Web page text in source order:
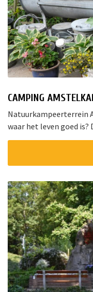
CAMPING
Natuurkampeerterrein
waar het leven goed
Amstelkade. Op onze
ruime,open plaatsen is